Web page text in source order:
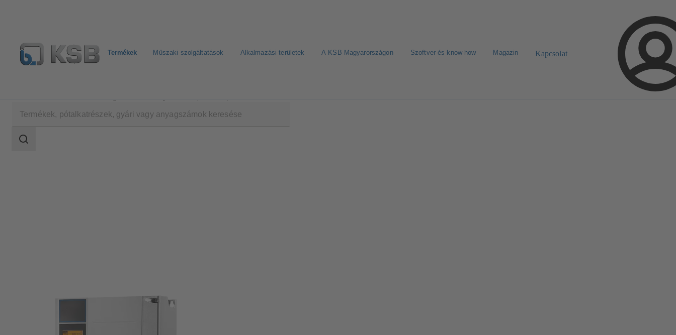
Termékek Műszaki szolgáltatások Alkalmazási területek A KSB Magyarországon Szoftver és know-how Magazin Kapcsolat
tartomány
Keresési